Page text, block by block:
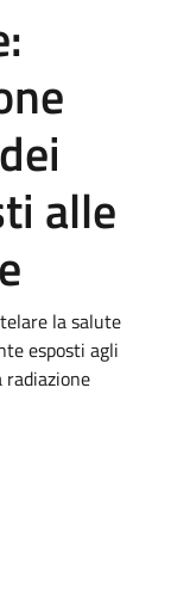
alle
la salute
esposti agli